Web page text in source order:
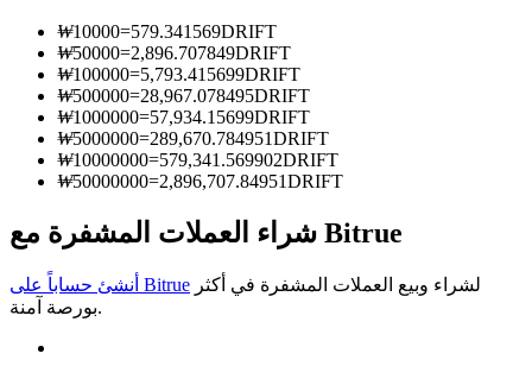
تحليل البيانات الضخمة بما في ذلك المعلومات التجارية، وما
₩10000=579.341569DRIFT
₩50000=2,896.707849DRIFT
₩100000=5,793.415699DRIFT
₩500000=28,967.078495DRIFT
₩1000000=57,934.15699DRIFT
₩5000000=289,670.784951DRIFT
₩10000000=579,341.569902DRIFT
₩50000000=2,896,707.84951DRIFT
شراء العملات المشفرة مع Bitrue
أنشئ حساباً على Bitrue
بورصة آمنة.